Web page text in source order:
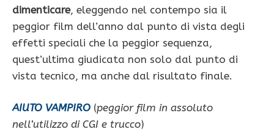
dimenticare, eleggendo nel contempo sia il
peggior film dell’anno dal punto di vista degli
effetti speciali che la peggior sequenza,
quest’ultima giudicata non solo dal punto di
vista tecnico, ma anche dal risultato finale.
AIUTO VAMPIRO (peggior film in assoluto
nell’utilizzo di CGI e trucco)